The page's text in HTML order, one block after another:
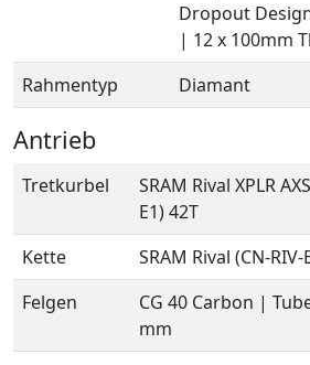
Dropout
| 12 x 100mm
Rahmentyp
Diamant
Antrieb
Tretkurbel
SRAM Rival XPLR
E1) 42T
Kette
SRAM Rival (CN-RIV-
Felgen
CG 40 Carbon |
mm